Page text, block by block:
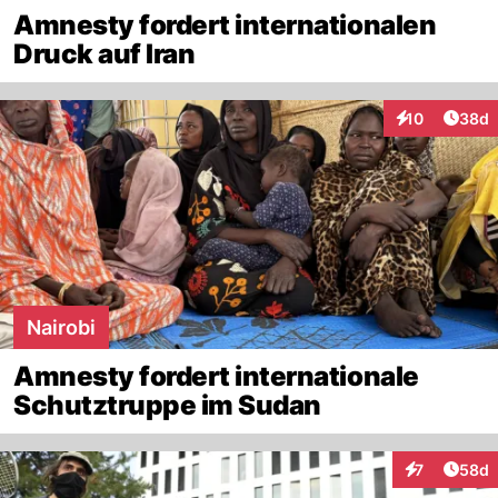
Amnesty fordert internationalen
Druck auf Iran
10
Interaktionen
38d
Nairobi
Amnesty fordert internationale
Schutztruppe im Sudan
7
Interaktionen
58d